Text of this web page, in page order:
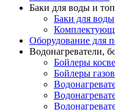
Баки для воды и
Баки для воды
Оборудование для
Водонагреватели,
Бойлеры
Бойлеры